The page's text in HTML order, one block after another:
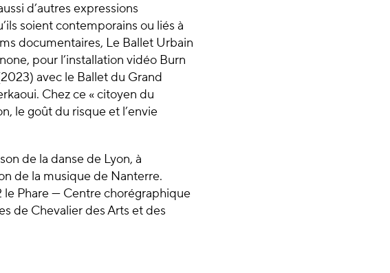
d’autres expressions
soient contemporains ou liés à
documentaires, Le Ballet Urbain
pour l’installation vidéo Burn
avec le Ballet du Grand
Chez ce « citoyen du
le goût du risque et l’envie
de la danse de Lyon, à
de la musique de Nanterre.
le Phare — Centre chorégraphique
de Chevalier des Arts et des